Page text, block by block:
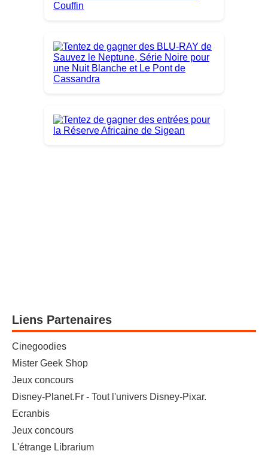
Liens Partenaires
Cinegoodies
Mister Geek Shop
Jeux concours
Disney-Planet.Fr - Tout l'univers Disney-Pixar.
Ecranbis
Jeux concours
L'étrange Librarium